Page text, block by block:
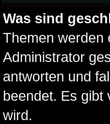
Was sind
Themen werden
Administrator
antworten und
beendet. Es gibt
wird.